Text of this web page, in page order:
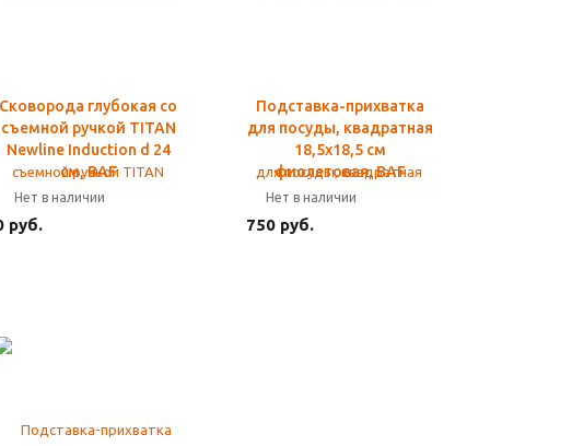
Сковорода глубокая со
съемной ручкой TITAN
Newline Induction d 24
см, BAF
Нет в наличии
руб.
Подставка-прихватка
для посуды, квадратная
18,5х18,5 см
фиолетовая, BAF
Нет в наличии
750 руб.